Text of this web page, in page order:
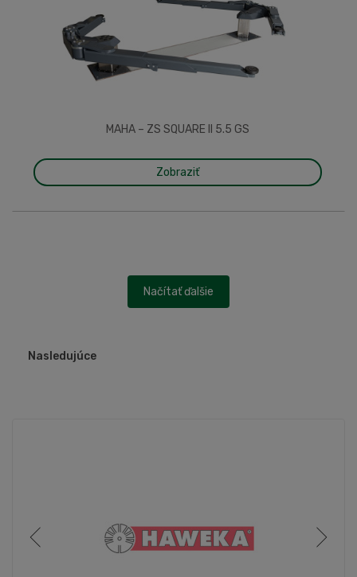
MAHA – ZS SQUARE II 5.5 GS
Zobraziť
Načítať ďalšie
Nasledujúce